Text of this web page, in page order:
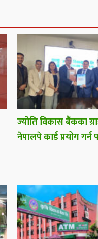
ज्योति विकास बैंकका
नेपालपे कार्ड प्रयोग गर्न